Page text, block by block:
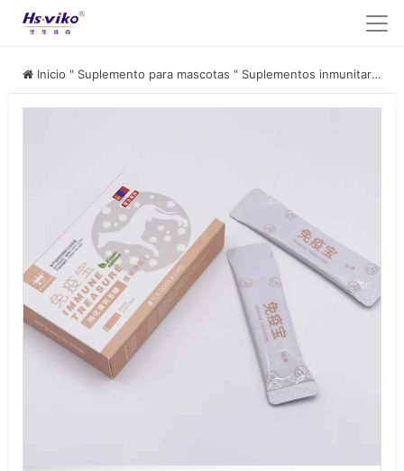
Inicio " Suplemento para mascotas " Suplementos inmunitarios para perros y gatos